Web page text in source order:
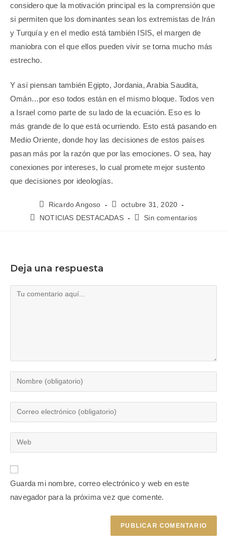
considero que la motivación principal es la comprensión que
si permiten que los dominantes sean los extremistas de Irán
y Turquía y en el medio está también ISIS, el margen de
maniobra con el que ellos pueden vivir se torna mucho más
estrecho.
Y así piensan también Egipto, Jordania, Arabia Saudita,
Omán…por eso todos están en el mismo bloque. Todos ven
a Israel como parte de su lado de la ecuación. Eso es lo
más grande de lo que está ocurriendo. Esto está pasando en
Medio Oriente, donde hoy las decisiones de estos países
pasan más por la razón que por las emociones. O sea, hay
conexiones por intereses, lo cual promete mejor sustento
que decisiones por ideologías.
Ricardo Angoso
octubre 31, 2020
NOTICIAS DESTACADAS
Sin comentarios
Deja una respuesta
Guarda mi nombre, correo electrónico y web en este
navegador para la próxima vez que comente.